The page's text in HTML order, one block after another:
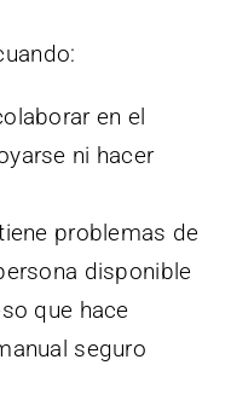
en el
ni hacer
problemas de
disponible
que hace
seguro